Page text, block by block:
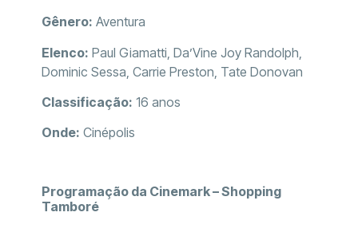
Gênero: Aventura
Elenco: Paul Giamatti, Da’Vine Joy Randolph,
Dominic Sessa, Carrie Preston, Tate Donovan
Classificação: 16 anos
Onde: Cinépolis
Programação da Cinemark – Shopping
Tamboré